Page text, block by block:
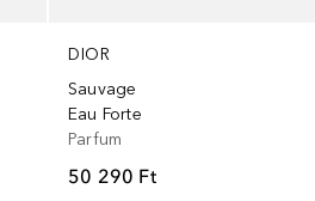
DIOR
Sauvage
Eau Forte
Parfum
50 290 Ft